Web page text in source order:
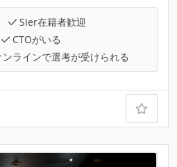
SIer在籍者歓迎
CTOがいる
ンラインで選考が受けられる